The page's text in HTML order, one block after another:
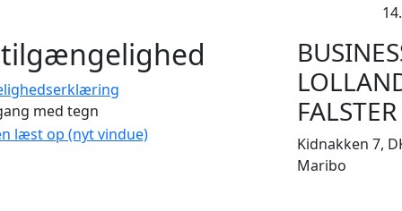
med tegn
læst op (nyt vindue)
FALSTER
Kidnakken 7,
Maribo